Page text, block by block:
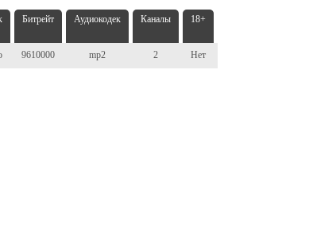
Битрейт Аудиокодек Каналы 18+
9610000 mp2 2 Нет